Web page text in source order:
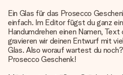
Ein Glas für das Prosecco
einfach. Im Editor fügst du ganz
Handumdrehen einen Namen, Text
gravieren wir deinen Entwurf mit
Glas. Also worauf wartest du
Prosecco Geschenk!